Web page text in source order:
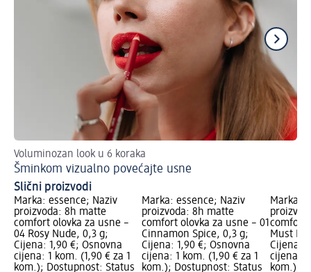
Voluminozan look u 6 koraka
Šminkom vizualno povećajte usne
Slični proizvodi
Marka: essence; Naziv
proizvoda: 8h matte
comfort olovka za usne –
04 Rosy Nude, 0,3 g;
Cijena: 1,90 €; Osnovna
cijena: 1 kom. (1,90 € za 1
kom.); Dostupnost: Status
Marka: essence; Naziv
proizvoda: 8h matte
comfort olovka za usne – 01
Cinnamon Spice, 0,3 g;
Cijena: 1,90 €; Osnovna
cijena: 1 kom. (1,90 € za 1
kom.); Dostupnost: Status
Marka:
comfort
Must
Cijena:
cijena: 1
kom.);